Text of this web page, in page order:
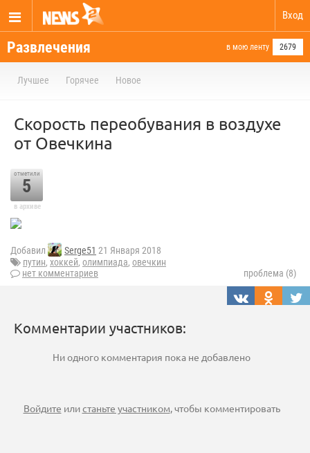
Вход
Развлечения в мою ленту 2679
Лучшее Горячее Новое
Скорость переобувания в воздухе
от Овечкина
отметили
5
в архиве
Добавил Serge51 21 Января 2018
путин, хоккей, олимпиада, овечкин
нет комментариев
проблема (8)
Комментарии участников:
Ни одного комментария пока не добавлено
Войдите илистаньте участником, чтобы комментировать